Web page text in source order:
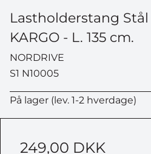
Lastholderstang
KARGO - L. 135 cm.
NORDRIVE
S1 N10005
På lager (lev. 1-2 hverdage)
249,00 DKK